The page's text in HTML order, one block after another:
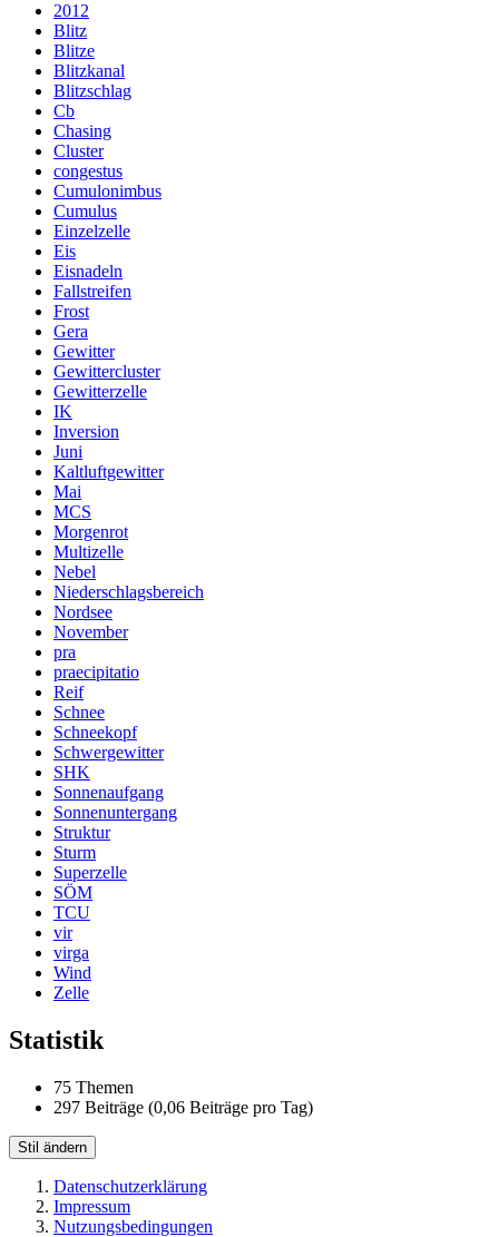
2012
Blitz
Blitze
Blitzkanal
Blitzschlag
Cb
Chasing
Cluster
congestus
Cumulonimbus
Cumulus
Einzelzelle
Eis
Eisnadeln
Fallstreifen
Frost
Gera
Gewitter
Gewittercluster
Gewitterzelle
IK
Inversion
Juni
Kaltluftgewitter
Mai
MCS
Morgenrot
Multizelle
Nebel
Niederschlagsbereich
Nordsee
November
pra
praecipitatio
Reif
Schnee
Schneekopf
Schwergewitter
SHK
Sonnenaufgang
Sonnenuntergang
Struktur
Sturm
Superzelle
SÖM
TCU
vir
virga
Wind
Zelle
Statistik
75 Themen
297 Beiträge (0,06 Beiträge pro Tag)
Stil ändern
Datenschutzerklärung
Impressum
Nutzungsbedingungen